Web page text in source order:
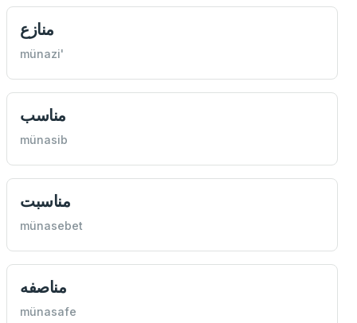
منازع
münazi'
مناسب
münasib
مناسبت
münasebet
مناصفه
münasafe